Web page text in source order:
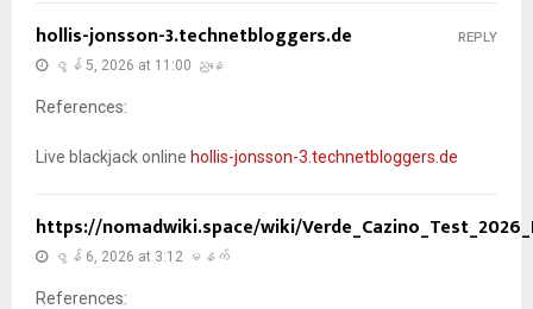
hollis-jonsson-3.technetbloggers.de
ဇွန် 5, 2026 at 11:00 ညနေ
References:
Live blackjack online hollis-jonsson-3.technetbloggers.de
REPLY
https://nomadwiki.space/wiki/
ဇွန် 6, 2026 at 3:12 မနက်
References: